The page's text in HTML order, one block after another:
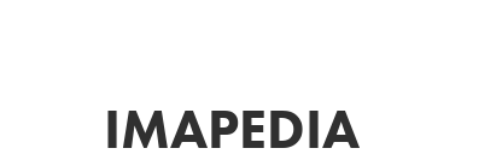
IMAPEDIA